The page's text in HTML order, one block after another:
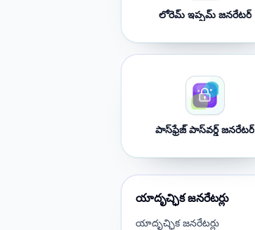
లోరెమ్ ఇప్సమ్ జనరేటర్
పాస్‌ఫ్రేజ్ పాస్‌వర్డ్ జనరేటర్
యాదృచ్ఛిక జనరేటర్లు
యాదృచ్ఛిక జనరేటర్లు